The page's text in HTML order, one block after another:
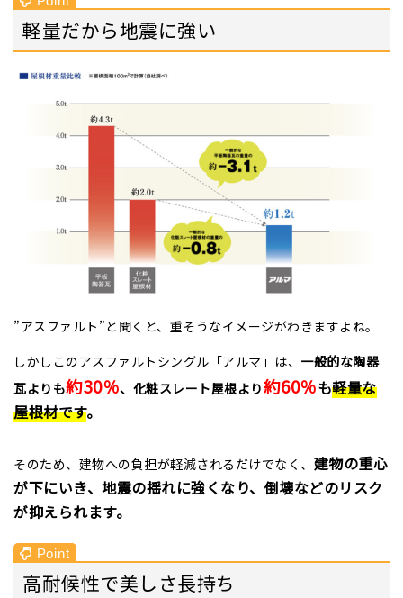
軽量だから地震に強い
”アスファルト”と聞くと、重そうなイメージがわきますよね。
しかしこのアスファルトシングル「アルマ」は、 一般的な陶器
瓦よりも約30％、化粧スレート屋根より約60％も軽量な
屋根材です。
そのため、建物への負担が軽減されるだけでなく、 建物の重心
が下にいき、地震の揺れに強くなり、倒壊などのリスク
が抑えられます。
高耐候性で美しさ長持ち